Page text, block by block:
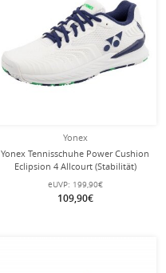
Yonex
Yonex Tennisschuhe Power Cushion
Eclipsion 4 Allcourt (Stabilität)
weiss/aloe Herren
eUVP: 199,90€
109,90€